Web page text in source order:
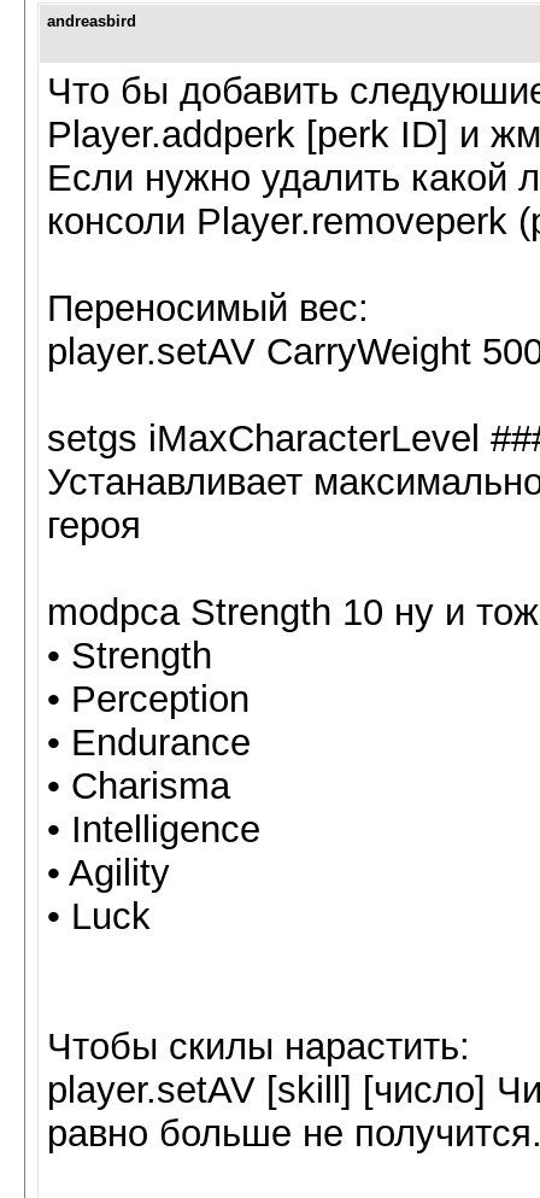
andreasbird
Что бы добавить
Player.addperk [perk ID] и
Если нужно удалить какой
консоли Player.removeperk
Переносимый вес:
player.setAV CarryWeight
setgs iMaxCharacterLevel
Устанавливает
героя
modpca Strength 10 ну и
• Strength
• Perception
• Endurance
• Charisma
• Intelligence
• Agility
• Luck
Чтобы скилы нарастить:
player.setAV [skill] [число]
равно больше не